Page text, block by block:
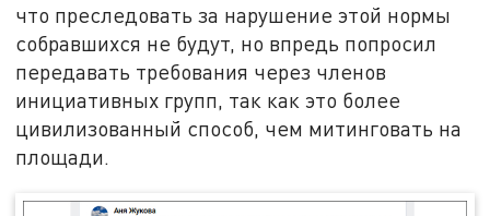
что преследовать за нарушение этой нормы
собравшихся не будут, но впредь попросил
передавать требования через членов
инициативных групп, так как это более
цивилизованный способ, чем митинговать на
площади.